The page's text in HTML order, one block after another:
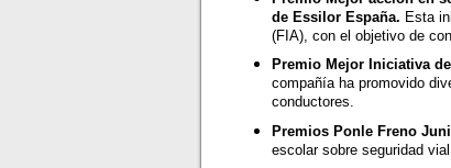
de Essilor España. Esta
(FIA), con el objetivo de
Premio Mejor Iniciativa
compañía ha promovido
conductores.
Premios Ponle Freno
escolar sobre seguridad